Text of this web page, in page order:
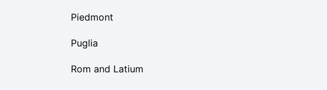
Piedmont
Puglia
Rom and Latium